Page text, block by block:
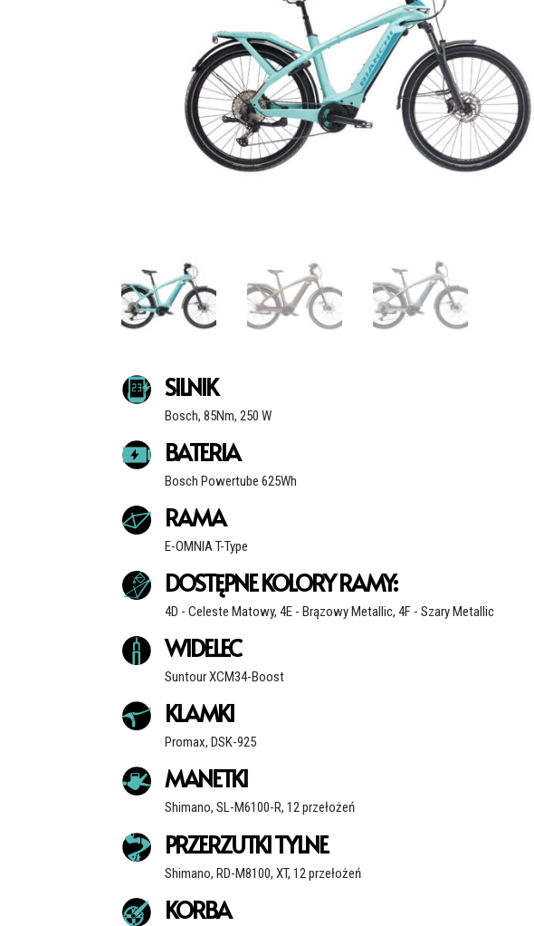
SILNIK
Bosch, 85Nm, 250 W
BATERIA
Bosch Powertube 625Wh
RAMA
E-OMNIA T-Type
DOSTĘPNE KOLORY RAMY:
4D - Celeste Matowy, 4E - Brązowy Metallic, 4F - Szary Metallic
WIDELEC
Suntour XCM34-Boost
KLAMKI
Promax, DSK-925
MANETKI
Shimano, SL-M6100-R, 12 przełożeń
PRZERZUTKI TYLNE
Shimano, RD-M8100, XT, 12 przełożeń
KORBA